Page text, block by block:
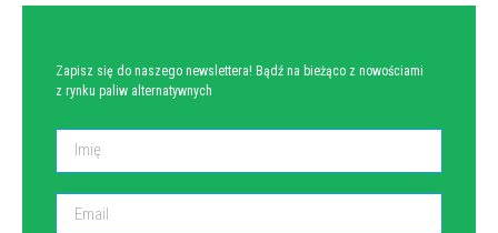
Zapisz się do naszego newslettera! Bądź na bieżąco z nowościami
z rynku paliw alternatywnych